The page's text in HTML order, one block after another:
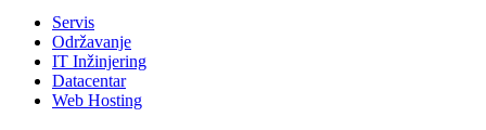
Servis
Održavanje
IT Inžinjering
Datacentar
Web Hosting